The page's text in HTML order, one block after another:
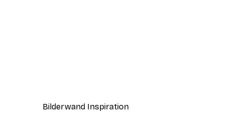
Bilderwand Inspiration